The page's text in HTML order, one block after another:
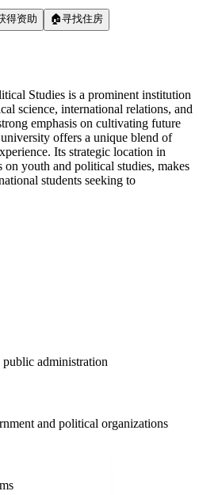
得资助 🏠寻找住房
Studies is a prominent institution
science, international relations, and
emphasis on cultivating future
offers a unique blend of
Its strategic location in
youth and political studies, makes
students seeking to
administration
and political organizations